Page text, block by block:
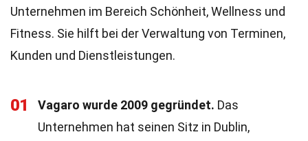
Unternehmen im Bereich Schönheit, Wellness und
Fitness. Sie hilft bei der Verwaltung von Terminen,
Kunden und Dienstleistungen.
01 Vagaro wurde 2009 gegründet. Das
Unternehmen hat seinen Sitz in Dublin,